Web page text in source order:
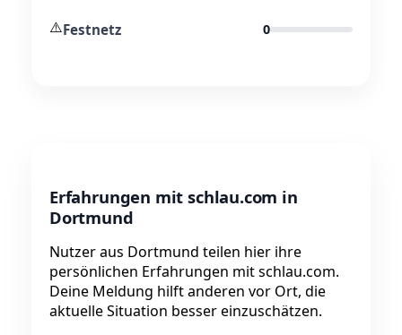
⚠️Festnetz 0
Erfahrungen mit schlau.com in
Dortmund
Nutzer aus Dortmund teilen hier ihre
persönlichen Erfahrungen mit schlau.com.
Deine Meldung hilft anderen vor Ort, die
aktuelle Situation besser einzuschätzen.